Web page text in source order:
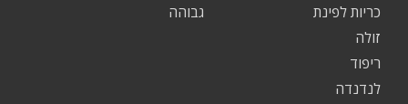
גבוהה
כריות לפינת
זולה
ריפוד
לנדנדה